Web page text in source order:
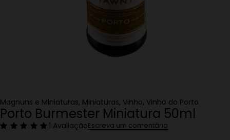
Magnuns e Miniaturas, Miniaturas, Vinho, Vinho do Porto
Porto Burmester Miniatura 50ml
1 AvaliaçãoEscreva um comentário